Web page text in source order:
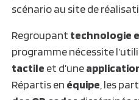
scénario au site de
Regroupant technologie
programme nécessite
tactile et d’une
Répartis en équipe , les